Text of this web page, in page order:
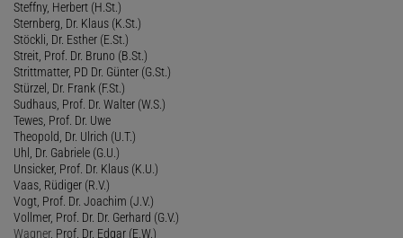
Steffny, Herbert (H.St.)
Sternberg, Dr. Klaus (K.St.)
Stöckli, Dr. Esther (E.St.)
Streit, Prof. Dr. Bruno (B.St.)
Strittmatter, PD Dr. Günter (G.St.)
Stürzel, Dr. Frank (F.St.)
Sudhaus, Prof. Dr. Walter (W.S.)
Tewes, Prof. Dr. Uwe
Theopold, Dr. Ulrich (U.T.)
Uhl, Dr. Gabriele (G.U.)
Unsicker, Prof. Dr. Klaus (K.U.)
Vaas, Rüdiger (R.V.)
Vogt, Prof. Dr. Joachim (J.V.)
Vollmer, Prof. Dr. Dr. Gerhard (G.V.)
Wagner, Prof. Dr. Edgar (E.W.)